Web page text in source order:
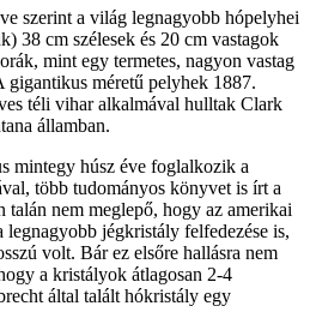
szerint a világ legnagyobb hópelyhei
38 cm szélesek és 20 cm vastagok
mint egy termetes, nagyon vastag
gigantikus méretű pelyhek 1887.
téli vihar alkalmával hulltak Clark
államban.
mintegy húsz éve foglalkozik a
több tudományos könyvet is írt a
talán nem meglepő, hogy az amerikai
jégkristály felfedezése is,
volt. Bár ez elsőre hallásra nem
a kristályok átlagosan 2-4
által talált hókristály egy